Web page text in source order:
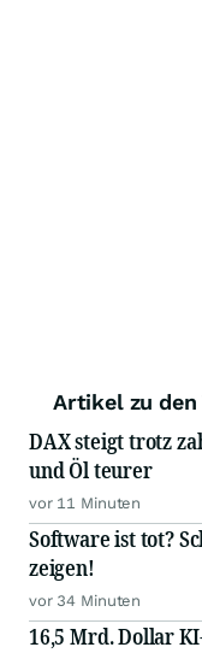
Artikel zu den
DAX steigt trotz
und Öl teurer
vor 11 Minuten
Software ist tot?
zeigen!
vor 34 Minuten
16,5 Mrd. Dollar